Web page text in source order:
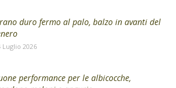
duro fermo al palo, balzo in avanti del
Luglio 2026
performance per le albicocche,